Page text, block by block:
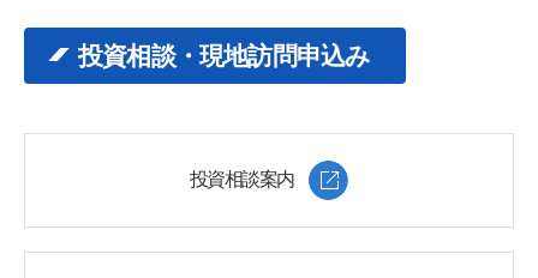
投資相談・現地訪問申込み
投資相談案内